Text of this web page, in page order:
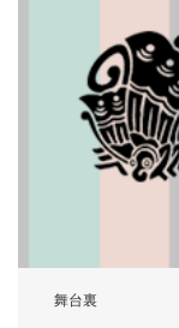
舞台裏